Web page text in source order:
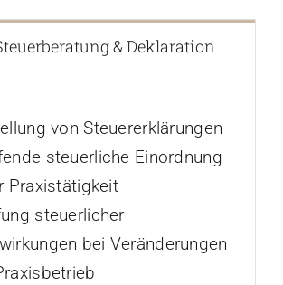
& Deklaration
von Steuererklärungen
steuerliche Einordnung
Praxistätigkeit
steuerlicher
bei Veränderungen